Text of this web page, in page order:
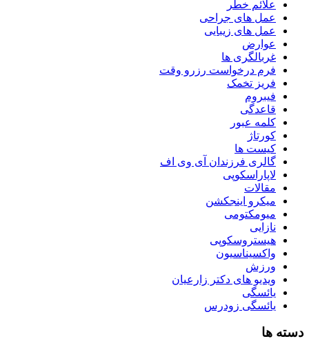
علائم خطر
عمل های جراحی
عمل های زیبایی
عوارض
غربالگری ها
فرم درخواست رزرو وقت
فریز تخمک
فیبروم
قاعدگی
کلمه عبور
کورتاژ
کیست ها
گالری فرزندان آی وی اف
لاپاراسکوپی
مقالات
میکرو اینجکشن
میومکتومی
نازایی
هیستروسکوپی
واکسیناسیون
ورزش
ویدیو های دکتر زارعیان
یائسگی
یائسگی زودرس
دسته ها